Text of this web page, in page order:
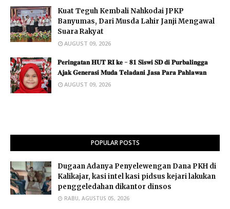
Kuat Teguh Kembali Nahkodai JPKP
Banyumas, Dari Musda Lahir Janji Mengawal
Suara Rakyat
AUGUST 09, 2026
𝐏𝐞𝐫𝐢𝐧𝐠𝐚𝐭𝐚𝐧 𝐇𝐔𝐓 𝐑𝐈 𝐤𝐞 - 𝟖𝟏 𝐒𝐢𝐬𝐰𝐢 𝐒𝐃 𝐝𝐢 𝐏𝐮𝐫𝐛𝐚𝐥𝐢𝐧𝐠𝐠𝐚
𝐀𝐣𝐚𝐤 𝐆𝐞𝐧𝐞𝐫𝐚𝐬𝐢 𝐌𝐮𝐝𝐚 𝐓𝐞𝐥𝐚𝐝𝐚𝐧𝐢 𝐉𝐚𝐬𝐚 𝐏𝐚𝐫𝐚 𝐏𝐚𝐡𝐥𝐚𝐰𝐚𝐧
AUGUST 09, 2026
POPULAR POSTS
Dugaan Adanya Penyelewengan Dana PKH di
Kalikajar, kasi intel kasi pidsus kejari lakukan
penggeledahan dikantor dinsos
RABU, AGUSTUS 05, 2026